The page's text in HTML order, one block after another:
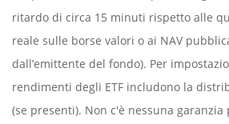
ritardo di circa 15 minuti rispetto alle
reale sulle borse valori o ai NAV
dall’emittente del fondo). Per
rendimenti degli ETF includono la
(se presenti). Non c'è nessuna garanzia